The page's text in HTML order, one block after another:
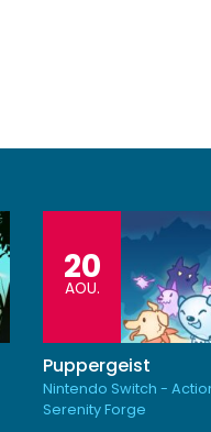
20
AOU.
Puppergeist
Nintendo Switch -
Serenity Forge